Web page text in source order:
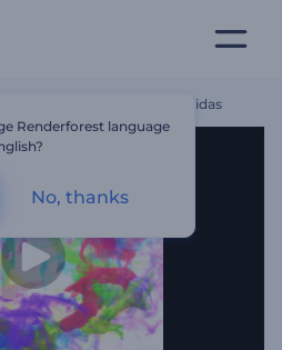
De Logo - Partículas Coloridas
Renderforest language
No, thanks